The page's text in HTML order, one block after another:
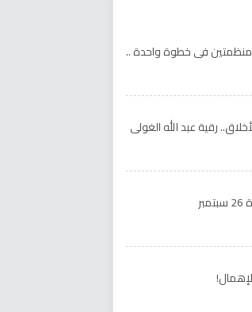
في خطوة واحدة ..
الله الغولي وغدير طيره
رقية عبد الله الغولي